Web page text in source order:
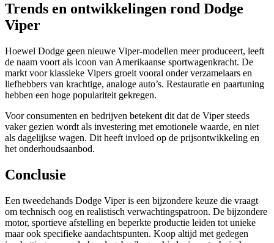
Trends en ontwikkelingen rond Dodge
Viper
Hoewel Dodge geen nieuwe Viper-modellen meer produceert, leeft
de naam voort als icoon van Amerikaanse sportwagenkracht. De
markt voor klassieke Vipers groeit vooral onder verzamelaars en
liefhebbers van krachtige, analoge auto’s. Restauratie en paartuning
hebben een hoge populariteit gekregen.
Voor consumenten en bedrijven betekent dit dat de Viper steeds
vaker gezien wordt als investering met emotionele waarde, en niet
als dagelijkse wagen. Dit heeft invloed op de prijsontwikkeling en
het onderhoudsaanbod.
Conclusie
Een tweedehands Dodge Viper is een bijzondere keuze die vraagt
om technisch oog en realistisch verwachtingspatroon. De bijzondere
motor, sportieve afstelling en beperkte productie leiden tot unieke
maar ook specifieke aandachtspunten. Koop altijd met gedegen